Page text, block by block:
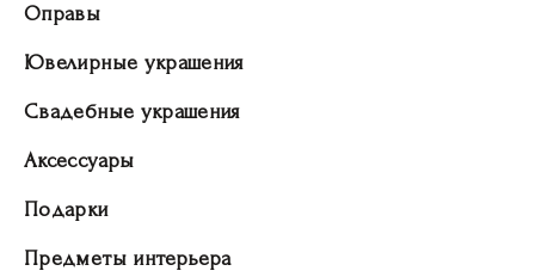
Оправы
Ювелирные украшения
Свадебные украшения
Аксессуары
Подарки
Предметы интерьера